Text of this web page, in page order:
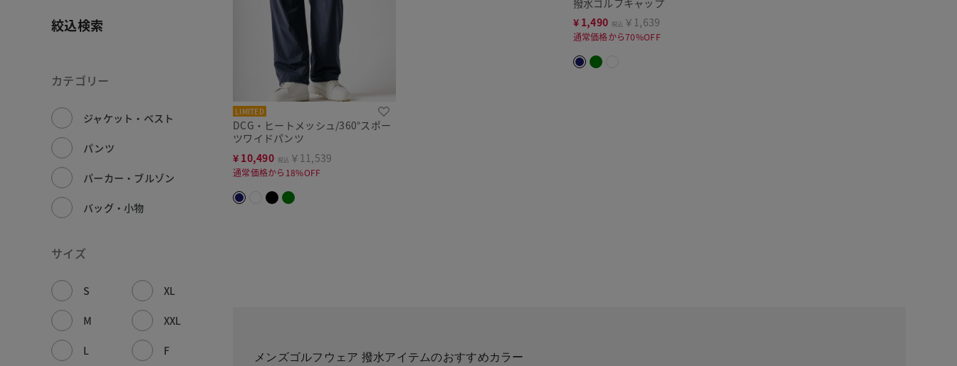
絞込検索
カテゴリー
ジャケット・ベスト
パンツ
パーカー・ブルゾン
バッグ・小物
サイズ
S
M
L
XL
XXL
F
¥ 1,490 税込 ￥1,639
通常価格から70%OFF
LIMITED
DCG・ヒートメッシュ/360°スポー
ツワイドパンツ
¥ 10,490 税込 ￥11,539
通常価格から18%OFF
メンズゴルフウェア 撥水アイテムのおすすめカラー